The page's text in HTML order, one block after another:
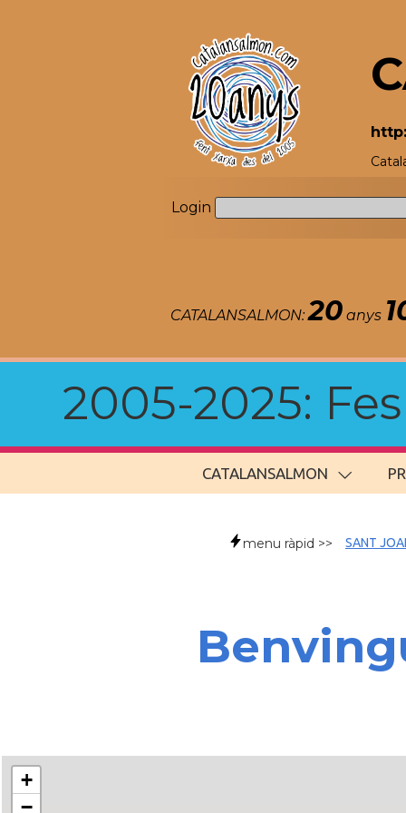
Login
CATALANSALMON:20 anys
2005-2025:
CATALANSALMON
menu ràpid >> SANT
+
−